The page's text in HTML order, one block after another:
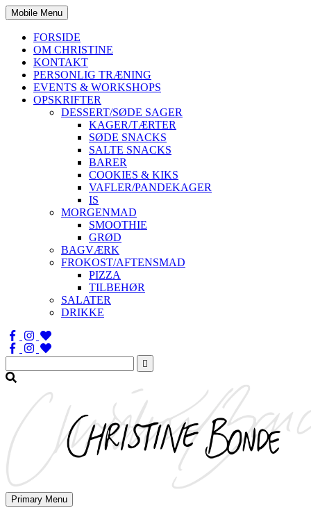
Mobile Menu
FORSIDE
OM CHRISTINE
KONTAKT
PERSONLIG TRÆNING
EVENTS & WORKSHOPS
OPSKRIFTER
DESSERT/SØDE SAGER
KAGER/TÆRTER
SØDE SNACKS
SALTE SNACKS
BARER
COOKIES & KIKS
VAFLER/PANDEKAGER
IS
MORGENMAD
SMOOTHIE
GRØD
BAGVÆRK
FROKOST/AFTENSMAD
PIZZA
TILBEHØR
SALATER
DRIKKE
Søg
efter:
Primary Menu